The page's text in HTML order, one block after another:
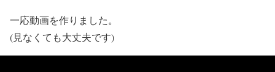
一応動画を作りました。
(見なくても大丈夫です)